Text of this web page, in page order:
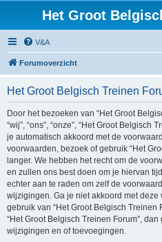
Het Groot
V&A
Forumoverzicht
Het Groot Belgisch Treinen
Door het bezoeken van “Het Groot
“wij”, “ons”, “onze”, “Het Groot Belgisch
je automatisch akkoord met de
voorwaarden, bezoek of gebruik “Het
langer. We hebben het recht om de
en zullen ons best doen om je hiervan
echter aan te raden om zelf de
wijzigingen. Ga je niet akkoord met
gebruik van “Het Groot Belgisch Treinen
“Het Groot Belgisch Treinen Forum”,
wijzigingen en of toevoegingen.